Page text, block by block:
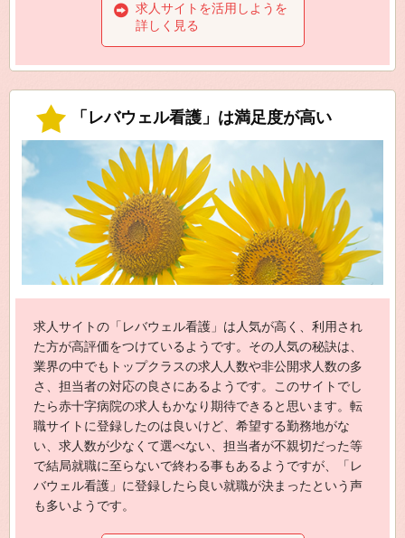
求人サイトを活用しようを
詳しく見る
「レバウェル看護」は満足度が高い
求人サイトの「レバウェル看護」は人気が高く、利用され
た方が高評価をつけているようです。その人気の秘訣は、
業界の中でもトップクラスの求人人数や非公開求人数の多
さ、担当者の対応の良さにあるようです。このサイトでし
たら赤十字病院の求人もかなり期待できると思います。転
職サイトに登録したのは良いけど、希望する勤務地がな
い、求人数が少なくて選べない、担当者が不親切だった等
で結局就職に至らないで終わる事もあるようですが、「レ
バウェル看護」に登録したら良い就職が決まったという声
も多いようです。